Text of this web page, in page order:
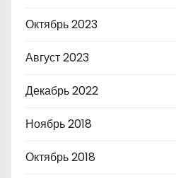
Октябрь 2023
Август 2023
Декабрь 2022
Ноябрь 2018
Октябрь 2018